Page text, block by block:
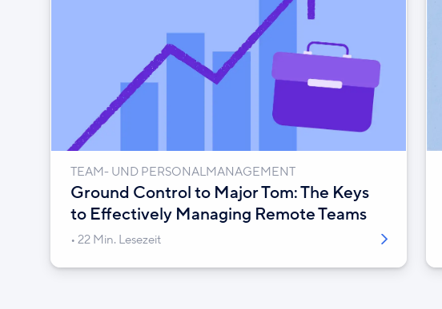
TEAM- UND PERSONALMANAGEMENT
Ground Control to Major Tom: The Keys
to Effectively Managing Remote Teams
22 Min. Lesezeit